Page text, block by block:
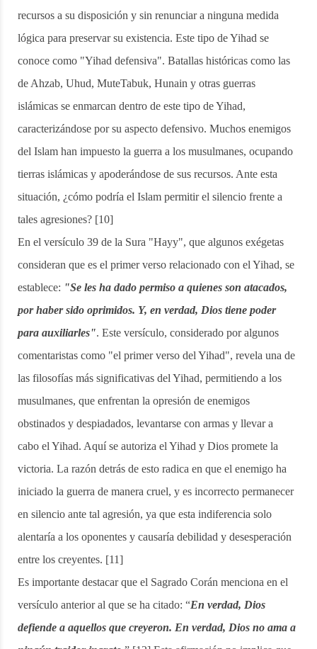
recursos a su disposición y sin renunciar a ninguna medida
lógica para preservar su existencia. Este tipo de Yihad se
conoce como "Yihad defensiva". Batallas históricas como las
de Ahzab, Uhud, MuteTabuk, Hunain y otras guerras
islámicas se enmarcan dentro de este tipo de Yihad,
caracterizándose por su aspecto defensivo. Muchos enemigos
del Islam han impuesto la guerra a los musulmanes, ocupando
tierras islámicas y apoderándose de sus recursos. Ante esta
situación, ¿cómo podría el Islam permitir el silencio frente a
tales agresiones? [10]
En el versículo 39 de la Sura "Hayy", que algunos exégetas
consideran que es el primer verso relacionado con el Yihad, se
establece: "Se les ha dado permiso a quienes son atacados,
por haber sido oprimidos. Y, en verdad, Dios tiene poder
para auxiliarles". Este versículo, considerado por algunos
comentaristas como "el primer verso del Yihad", revela una de
las filosofías más significativas del Yihad, permitiendo a los
musulmanes, que enfrentan la opresión de enemigos
obstinados y despiadados, levantarse con armas y llevar a
cabo el Yihad. Aquí se autoriza el Yihad y Dios promete la
victoria. La razón detrás de esto radica en que el enemigo ha
iniciado la guerra de manera cruel, y es incorrecto permanecer
en silencio ante tal agresión, ya que esta indiferencia solo
alentaría a los oponentes y causaría debilidad y desesperación
entre los creyentes. [11]
Es importante destacar que el Sagrado Corán menciona en el
versículo anterior al que se ha citado: “En verdad, Dios
defiende a aquellos que creyeron. En verdad, Dios no ama a